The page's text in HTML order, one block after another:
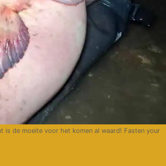
is de moeite voor het komen al waard! Fasten your